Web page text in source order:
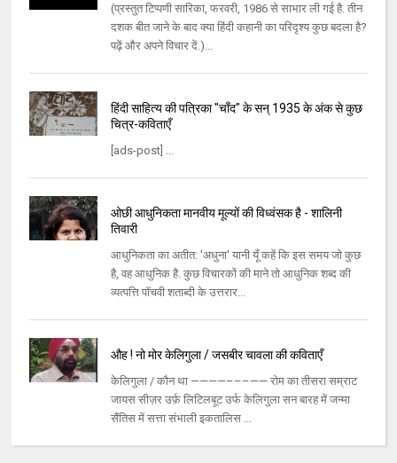
(प्रस्तुत टिप्पणी सारिका, फरवरी, 1986 से साभार ली गई है. तीन
दशक बीत जाने के बाद क्या हिंदी कहानी का परिदृश्य कुछ बदला है?
पढ़ें और अपने विचार दें.)...
हिंदी साहित्य की पत्रिका "चाँद" के सन् 1935 के अंक से कुछ
चित्र-कविताएँ
[ads-post] ...
ओछी आधुनिकता मानवीय मूल्यों की विध्वंसक है - शालिनी
तिवारी
आधुनिकता का अतीत: 'अधुना' यानी यूँ कहें कि इस समय जो कुछ
है, वह आधुनिक है. कुछ विचारकों की माने तो आधुनिक शब्द की
व्यत्पत्ति पॉचवी शताब्दी के उत्तरार...
औह ! नो मोर केलिगुला / जसबीर चावला की कविताएँ
केलिगुला / कौन था ————–––—— रोम का तीसरा सम्राट
जायस सीज़र उर्फ़ लिटिलबूट उर्फ केलिगुला सन बारह में जन्मा
सैंतिस में सत्ता संभाली इकतालिस ...